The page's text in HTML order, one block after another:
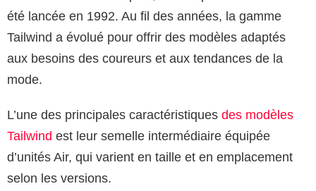
été lancée en 1992. Au fil des années, la gamme
Tailwind a évolué pour offrir des modèles adaptés
aux besoins des coureurs et aux tendances de la
mode.
L’une des principales caractéristiques des modèles
Tailwind est leur semelle intermédiaire équipée
d’unités Air, qui varient en taille et en emplacement
selon les versions.